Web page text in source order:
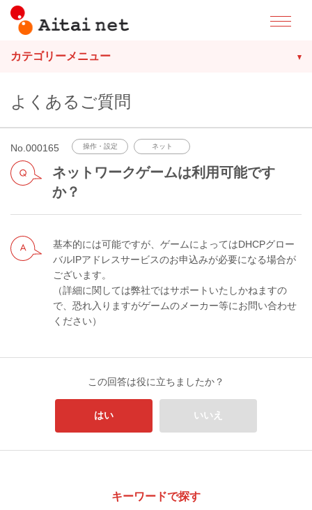
カテゴリーメニュー
よくあるご質問
No.000165 操作・設定 ネット
ネットワークゲームは利用可能です
か？
基本的には可能ですが、ゲームによってはDHCPグロー
バルIPアドレスサービスのお申込みが必要になる場合が
ございます。
（詳細に関しては弊社ではサポートいたしかねますの
で、恐れ入りますがゲームのメーカー等にお問い合わせ
ください）
この回答は役に立ちましたか？
はい いいえ
キーワードで探す